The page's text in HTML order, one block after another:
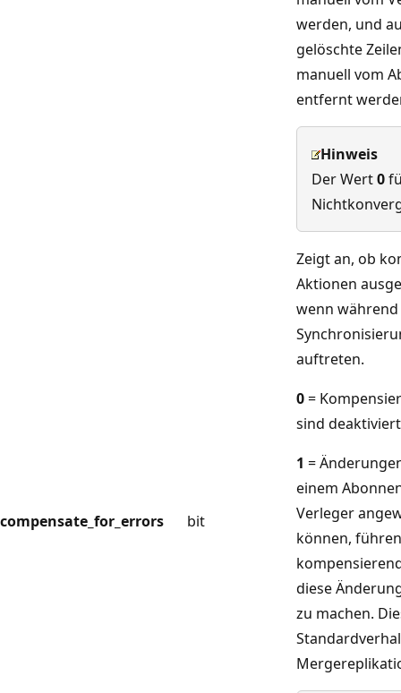
werden, und
gelöschte
manuell vom
entfernt
Hinweis
Der Wert0
compensate_for_errors bit
Zeigt an, ob
Aktionen
wenn
auftreten.
0=
sind
1 =
einem
Verleger
können,
diese
zu machen.